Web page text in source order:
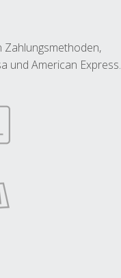
Zahlungsmethoden,
und American Express.